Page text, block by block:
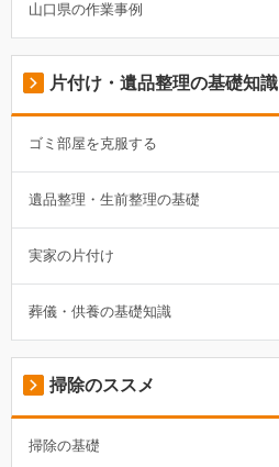
山口県の作業事例
片付け・遺品整理の基礎知識
ゴミ部屋を克服する
遺品整理・生前整理の基礎
実家の片付け
葬儀・供養の基礎知識
掃除のススメ
掃除の基礎